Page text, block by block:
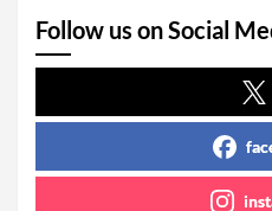
Follow us on Social